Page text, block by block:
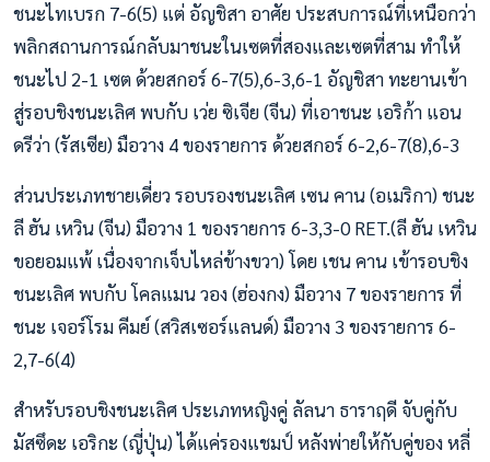
ชนะไทเบรก 7-6(5) แต่ อัญชิสา อาศัย ประสบการณ์ที่เหนือกว่า
พลิกสถานการณ์กลับมาชนะในเซตที่สองและเซตที่สาม ทำให้
ชนะไป 2-1 เซต ด้วยสกอร์ 6-7(5),6-3,6-1 อัญชิสา ทะยานเข้า
สู่รอบชิงชนะเลิศ พบกับ เว่ย ซิเจีย (จีน) ที่เอาชนะ เอริก้า แอน
ดรีว่า (รัสเซีย) มือวาง 4 ของรายการ ด้วยสกอร์ 6-2,6-7(8),6-3
ส่วนประเภทชายเดี่ยว รอบรองชนะเลิศ เซน คาน (อเมริกา) ชนะ
ลี ฮัน เหวิน (จีน) มือวาง 1 ของรายการ 6-3,3-0 RET.(ลี ฮัน เหวิน
ขอยอมแพ้ เนื่องจากเจ็บไหล่ข้างขวา) โดย เชน คาน เข้ารอบชิง
ชนะเลิศ พบกับ โคลแมน วอง (ฮ่องกง) มือวาง 7 ของรายการ ที่
ชนะ เจอร์โรม คีมย์ (สวิสเซอร์แลนด์) มือวาง 3 ของรายการ 6-
2,7-6(4)
สำหรับรอบชิงชนะเลิศ ประเภทหญิงคู่ ลัลนา ธาราฤดี จับคู่กับ
มัสซึดะ เอริกะ (ญี่ปุ่น) ได้แค่รองแชมป์ หลังพ่ายให้กับคู่ของ หลี่